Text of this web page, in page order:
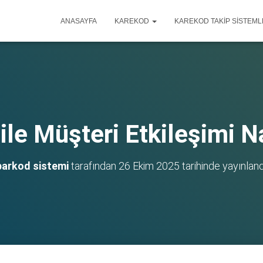
ANASAYFA KAREKOD KAREKOD TAKIP
ile Müşteri Etkileşimi
sistemitarafından 26 Ekim 2025 tarihinde